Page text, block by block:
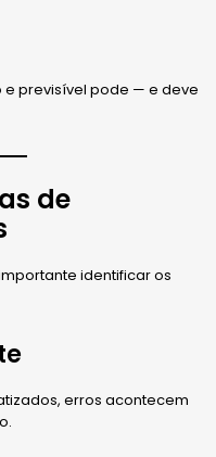
e previsível pode — e deve
de
identificar os
erros acontecem